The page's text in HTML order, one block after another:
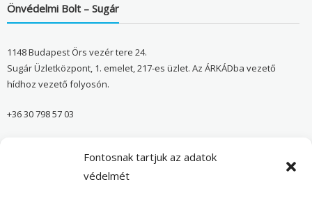
Fontosnak tartjuk az adatok
védelmét
Önvédelmi Bolt – Sugár
1148 Budapest Örs vezér tere 24.
Sugár Üzletközpont, 1. emelet, 217-es üzlet. Az ÁRKÁDba vezető
hídhoz vezető folyosón.
+36 30 798 57 03